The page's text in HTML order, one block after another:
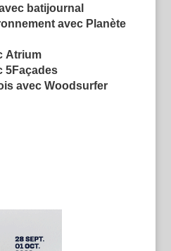
batijournal
avec Planète
Atrium
5Façades
avec Woodsurfer